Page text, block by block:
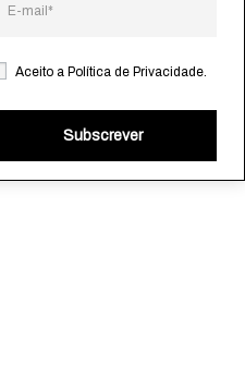
Aceito a Política de Privacidade.
Subscrever